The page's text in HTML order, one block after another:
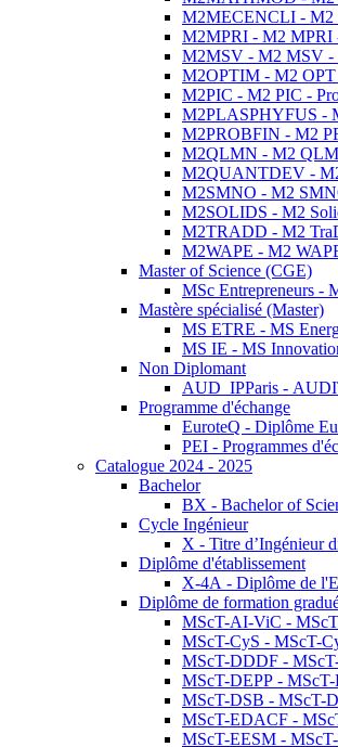
M2MECENCLI - M2
M2MPRI - M2 MPRI
M2MSV - M2 MSV -
M2OPTIM - M2 OPT
M2PIC - M2 PIC -
M2PLASPHYFUS -
M2PROBFIN - M2
M2QLMN - M2
M2QUANTDEV -
M2SMNO - M2
M2SOLIDS - M2
M2TRADD - M2
M2WAPE - M2
Master of Science (CGE)
MSc Entrepreneurs -
Mastère spécialisé (Master)
MS ETRE - MS
MS IE - MS
Non Diplomant
AUD_IPParis -
Programme d'échange
EuroteQ - Diplôme
PEI - Programmes
Catalogue 2024 - 2025
Bachelor
BX - Bachelor of
Cycle Ingénieur
X - Titre d’Ingénieur
Diplôme d'établissement
X-4A - Diplôme de
Diplôme de formation
MScT-AI-ViC -
MScT-CyS - MScT-
MScT-DDDF -
MScT-DEPP -
MScT-DSB - MScT-
MScT-EDACF -
MScT-EESM -